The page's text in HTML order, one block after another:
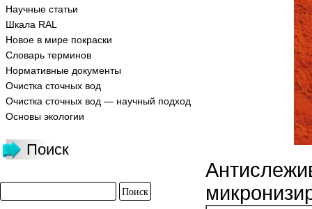
Научные статьи
Шкала RAL
Новое в мире покраски
Словарь терминов
Нормативные документы
Очистка сточных вод
Очистка сточных вод — научный подход
Основы экологии
Поиск